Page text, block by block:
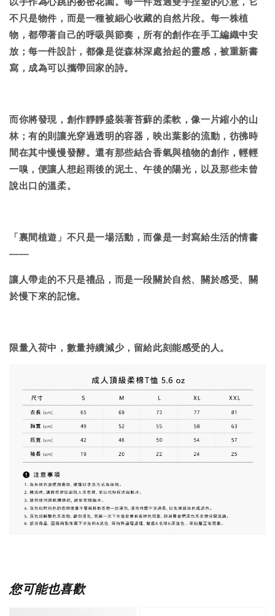
不只是物件，而是一種被細心收藏的自然片段。每一株植
物，都帶著自己的呼吸與節奏，所有的創作在手工編織中安
放；每一件設計，都像是從森林深處拾起的靈感，被重新書
寫，成為可以攜帶回家的詩。
而你將發現，創作靜靜盛裝著苔蘚的柔軟，像一片縮小的山
林；有的則讓光穿過透明的容器，映出葉影的流動，彷彿時
間在其中慢慢發酵。還有那些結合香氣與植物的創作，輕輕
一嗅，便讓人想起雨後的泥土、午後的陽光，以及那些未曾
說出口的溫柔。
「裏間植遊」不只是一場活動，而像是一封寫給生活的情書
——
讓人帶走的不只是禮品，而是一段關於自然、關於感受、關
於慢下來的記憶。
限量入荷中，數量持續減少，留給此刻能感受的人。
您可能也喜歡